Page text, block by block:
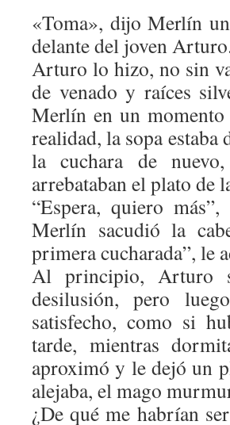
«Toma», dijo Merlín
delante del joven
Arturo lo hizo, no sin
de venado y raíces
Merlín en un
realidad, la sopa
la cuchara de
arrebataban el plato de
“Espera, quiero
Merlín sacudió la
primera cucharada”, le
Al principio, Arturo
desilusión, pero
satisfecho, como si
tarde, mientras
aproximó y le dejó un
alejaba, el mago
¿De qué me habrían